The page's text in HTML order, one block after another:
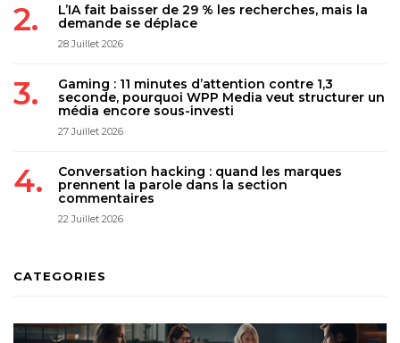
L’IA fait baisser de 29 % les recherches, mais la
demande se déplace
28 Juillet 2026
Gaming : 11 minutes d’attention contre 1,3
seconde, pourquoi WPP Media veut structurer un
média encore sous-investi
27 Juillet 2026
Conversation hacking : quand les marques
prennent la parole dans la section
commentaires
22 Juillet 2026
CATEGORIES